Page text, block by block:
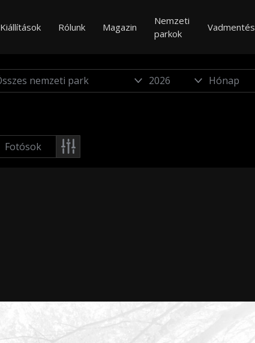
Kiállítások Rólunk Magazin
Nemzeti
parkok
Vadmentés
Fotósok